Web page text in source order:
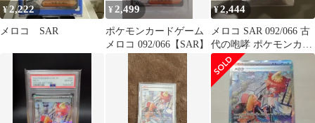
¥2,222
メロコ SAR
¥ 2,499
ポケモンカードゲーム
メロコ 092/066【SAR】
¥2,444
メロコ SAR 092/066 古
代の咆哮 ポケモンカー
ド ポケカ